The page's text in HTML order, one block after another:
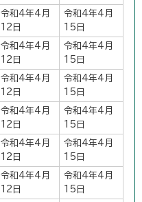
令和4年4月
12日
令和4年4月
15日
令和4年4月
12日
令和4年4月
15日
令和4年4月
12日
令和4年4月
15日
令和4年4月
12日
令和4年4月
15日
令和4年4月
12日
令和4年4月
15日
令和4年4月
12日
令和4年4月
15日